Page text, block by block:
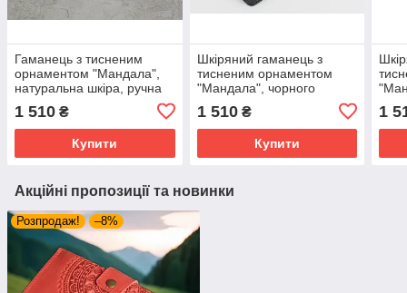
Гаманець з тисненим
орнаментом "Мандала",
натуральна шкіра, ручна
робота, зеленого кольору,
20х10 см
1 510 ₴
Купити
Шкіряний гаманець з
тисненим орнаментом
"Мандала", чорного
21х11 см
1 510₴
Купити
1
Акційні пропозиції та новинки
Розпродаж! –8%